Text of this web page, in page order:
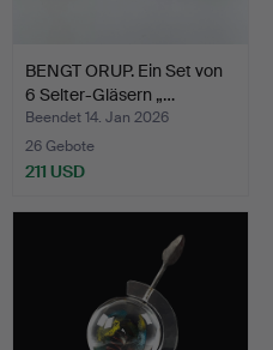
BENGT ORUP. Ein Set von
6 Selter-Gläsern „…
Beendet 14. Jan 2026
26 Gebote
211 USD